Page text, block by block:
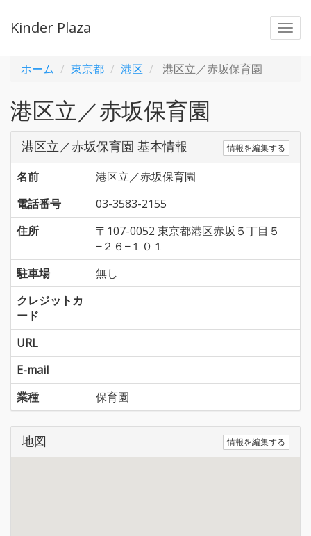
Kinder Plaza
ホーム 東京都 港区 港区立／赤坂保育園
港区立／赤坂保育園
港区立／赤坂保育園 基本情報 情報を編集する
名前
港区立／赤坂保育園
電話番号
03-3583-2155
住所
〒107-0052 東京都港区赤坂５丁目５
−２６−１０１
駐車場
無し
クレジットカ
ード
URL
E-mail
業種
保育園
地図 情報を編集する